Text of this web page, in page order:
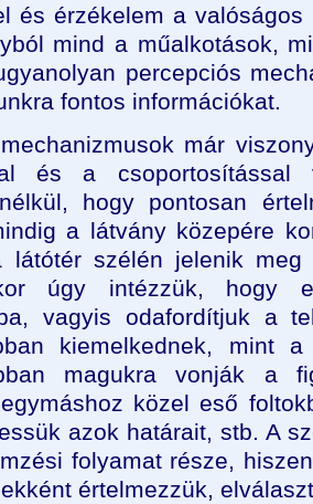
és érzékelem a
mind a műalkotások,
percepciós
fontos információkat.
már
és a csoportosítással
hogy pontosan
a látvány közepére
látótér szélén jelenik meg
úgy intézzük, hogy
vagyis odafordítjuk a
kiemelkednek, mint a
magukra vonják a
közel eső
azok határait, stb. A
folyamat része,
értelmezzük,